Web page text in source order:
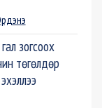
зогсоох
төгөлдөр